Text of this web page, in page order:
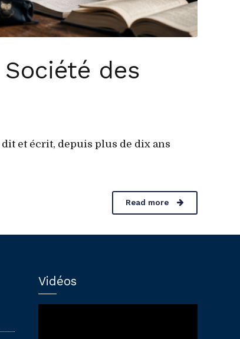
des
et écrit, depuis plus de dix ans
Read more
Vidéos